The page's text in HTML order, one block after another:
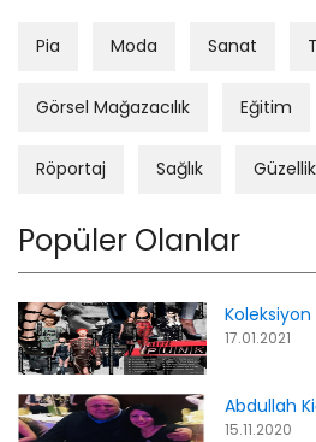
Pia Moda Sanat
Görsel Mağazacılık Eğitim
Röportaj Sağlık Güzellik
Popüler Olanlar
Koleksiyon
17.01.2021
Abdullah
15.11.2020